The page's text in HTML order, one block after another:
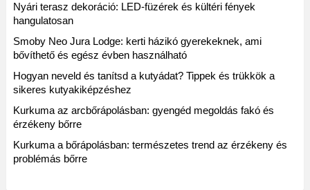
Nyári terasz dekoráció: LED-füzérek és kültéri fények
hangulatosan
Smoby Neo Jura Lodge: kerti házikó gyerekeknek, ami
bővíthető és egész évben használható
Hogyan neveld és tanítsd a kutyádat? Tippek és trükkök a
sikeres kutyakiképzéshez
Kurkuma az arcbőrápolásban: gyengéd megoldás fakó és
érzékeny bőrre
Kurkuma a bőrápolásban: természetes trend az érzékeny és
problémás bőrre